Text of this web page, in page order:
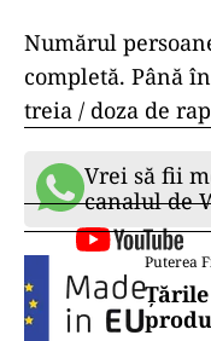
Numărul
completă. Până
treia / doza de
Vrei să fii
canalul de
Puterea